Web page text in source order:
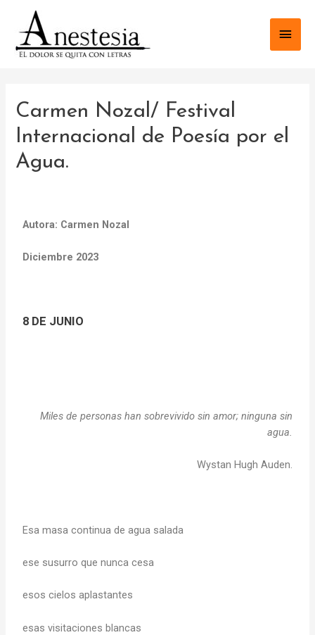
Carmen Nozal/ Festival
Internacional de Poesía por el
Agua.
Autora: Carmen Nozal
Diciembre 2023
8 DE JUNIO
Milesde personas han sobrevivido sin amor; ninguna sin
agua.
Wystan Hugh Auden.
Esa masa continua de agua salada
ese susurro que nunca cesa
esos cielos aplastantes
esas visitaciones blancas